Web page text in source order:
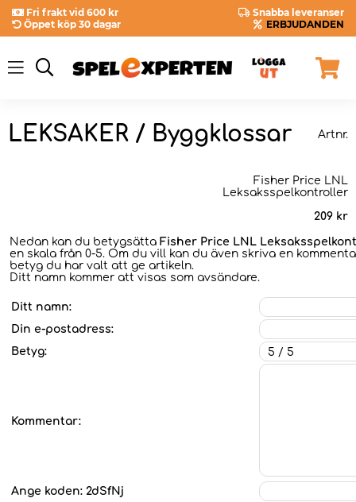
Fri frakt vid 600 kr
Snabba leveranser
Öppet köp 30 dagar
ERBJUDANDEN
LEKSAKER / Byggklossar Artnr.
Fisher Price LNL
Leksaksspelkontroller
209 kr
Nedan kan du betygsätta Fisher Price LNL
en skala från 0-5. Om du vill kan du även skriva en
betyg du har valt att ge artikeln.
Ditt namn kommer att visas som avsändare.
Ditt namn:
Din e-postadress:
Betyg:
Kommentar:
Ange koden: 2dSfNj